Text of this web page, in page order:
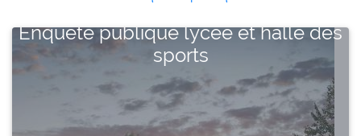
Enquête publique lycée et halle des
sports